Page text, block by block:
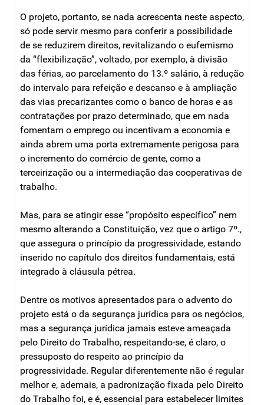
O projeto, portanto, se nada acrescenta neste aspecto,
só pode servir mesmo para conferir a possibilidade
de se reduzirem direitos, revitalizando o eufemismo
da “flexibilização”, voltado, por exemplo, à divisão
das férias, ao parcelamento do 13.º salário, à redução
do intervalo para refeição e descanso e à ampliação
das vias precarizantes como o banco de horas e as
contratações por prazo determinado, que em nada
fomentam o emprego ou incentivam a economia e
ainda abrem uma porta extremamente perigosa para
o incremento do comércio de gente, como a
terceirização ou a intermediação das cooperativas de
trabalho.
Mas, para se atingir esse “propósito específico” nem
mesmo alterando a Constituição, vez que o artigo 7º.,
que assegura o princípio da progressividade, estando
inserido no capítulo dos direitos fundamentais, está
integrado à cláusula pétrea.
Dentre os motivos apresentados para o advento do
projeto está o da segurança jurídica para os negócios,
mas a segurança jurídica jamais esteve ameaçada
pelo Direito do Trabalho, respeitando-se, é claro, o
pressuposto do respeito ao princípio da
progressividade. Regular diferentemente não é regular
melhor e, ademais, a padronização fixada pelo Direito
do Trabalho foi, e é, essencial para estabelecer limites